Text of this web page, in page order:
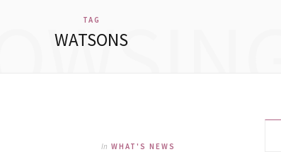
TAG
WATSONS
In WHAT'S NEWS